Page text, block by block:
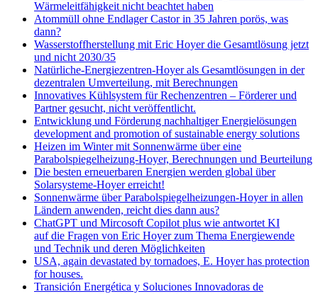
Wärmeleitfähigkeit nicht beachtet haben
Atommüll ohne Endlager Castor in 35 Jahren porös, was
dann?
Wasserstoffherstellung mit Eric Hoyer die Gesamtlösung jetzt
und nicht 2030/35
Natürliche-Energiezentren-Hoyer als Gesamtlösungen in der
dezentralen Umverteilung, mit Berechnungen
Innovatives Kühlsystem für Rechenzentren – Förderer und
Partner gesucht, nicht veröffentlicht.
Entwicklung und Förderung nachhaltiger Energielösungen
development and promotion of sustainable energy solutions
Heizen im Winter mit Sonnenwärme über eine
Parabolspiegelheizung-Hoyer, Berechnungen und Beurteilung
Die besten erneuerbaren Energien werden global über
Solarsysteme-Hoyer erreicht!
Sonnenwärme über Parabolspiegelheizungen-Hoyer in allen
Ländern anwenden, reicht dies dann aus?
ChatGPT und Mircosoft Copilot plus wie antwortet KI
auf die Fragen von Eric Hoyer zum Thema Energiewende
und Technik und deren Möglichkeiten
USA, again devastated by tornadoes, E. Hoyer has protection
for houses.
Transición Energética y Soluciones Innovadoras de